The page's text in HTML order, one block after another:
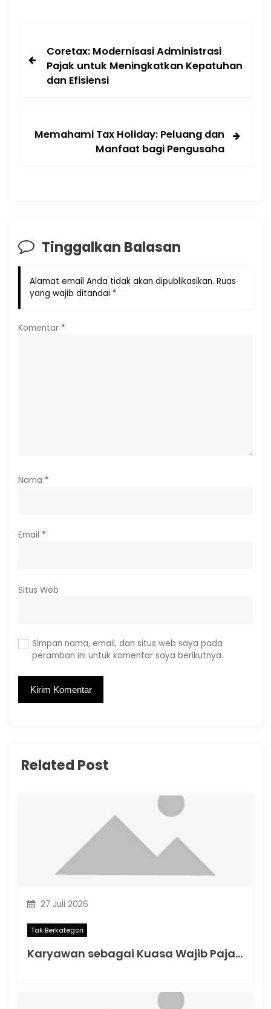
Coretax: Modernisasi Administrasi
Pajak untuk Meningkatkan Kepatuhan
dan Efisiensi
Memahami Tax Holiday: Peluang dan
Manfaat bagi Pengusaha
Tinggalkan Balasan
Alamat email Anda tidak akan dipublikasikan. Ruas
yang wajib ditandai *
Komentar *
Nama *
Email *
Situs Web
Simpan nama, email, dan situs web saya pada
peramban ini untuk komentar saya berikutnya.
Related Post
27 Juli 2026
Tak Berkategori
Karyawan sebagai Kuasa Wajib Pajak: Apa yang Berubah dalam PMK Nomor 44 Tahun 2026?